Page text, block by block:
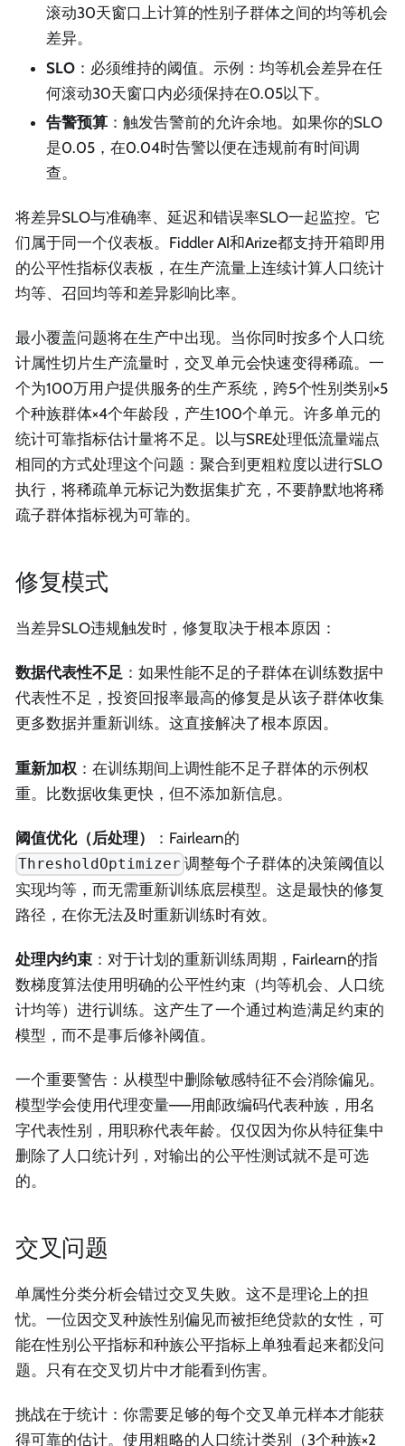
滚动30天窗口上计算的性别子群体之间的均等机会
差异。
SLO ：必须维持的阈值。示例：均等机会差异在任
何滚动30天窗口内必须保持在0.05以下。
告警预算 ：触发告警前的允许余地。如果你的SLO
是0.05，在0.04时告警以便在违规前有时间调
查。
将差异SLO与准确率、延迟和错误率SLO一起监控。它
们属于同一个仪表板。Fiddler AI和Arize都支持开箱即用
的公平性指标仪表板，在生产流量上连续计算人口统计
均等、召回均等和差异影响比率。
最小覆盖问题将在生产中出现。当你同时按多个人口统
计属性切片生产流量时，交叉单元会快速变得稀疏。一
个为100万用户提供服务的生产系统，跨5个性别类别×5
个种族群体×4个年龄段，产生100个单元。许多单元的
统计可靠指标估计量将不足。以与SRE处理低流量端点
相同的方式处理这个问题：聚合到更粗粒度以进行SLO
执行，将稀疏单元标记为数据集扩充，不要静默地将稀
疏子群体指标视为可靠的。
修复模式
当差异SLO违规触发时，修复取决于根本原因：
数据代表性不足 ：如果性能不足的子群体在训练数据中
代表性不足，投资回报率最高的修复是从该子群体收集
更多数据并重新训练。这直接解决了根本原因。
重新加权 ：在训练期间上调性能不足子群体的示例权
重。比数据收集更快，但不添加新信息。
阈值优化（后处理） ：Fairlearn的
ThresholdOptimizer 调整每个子群体的决策阈值以
实现均等，而无需重新训练底层模型。这是最快的修复
路径，在你无法及时重新训练时有效。
处理内约束 ：对于计划的重新训练周期，Fairlearn的指
数梯度算法使用明确的公平性约束（均等机会、人口统
计均等）进行训练。这产生了一个通过构造满足约束的
模型，而不是事后修补阈值。
一个重要警告：从模型中删除敏感特征不会消除偏见。
模型学会使用代理变量——用邮政编码代表种族，用名
字代表性别，用职称代表年龄。仅仅因为你从特征集中
删除了人口统计列，对输出的公平性测试就不是可选
的。
交叉问题
单属性分类分析会错过交叉失败。这不是理论上的担
忧。一位因交叉种族性别偏见而被拒绝贷款的女性，可
能在性别公平指标和种族公平指标上单独看起来都没问
题。只有在交叉切片中才能看到伤害。
挑战在于统计：你需要足够的每个交叉单元样本才能获
得可靠的估计。使用粗略的人口统计类别（3个种族×2